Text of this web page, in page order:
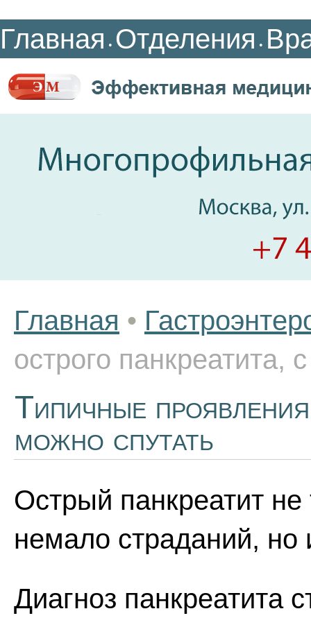
Главная • Отделения •
Главная •
острого панкреатита,
Типичные
можно спутать
Острый панкреатит
немало страданий, но
Диагноз панкреатита